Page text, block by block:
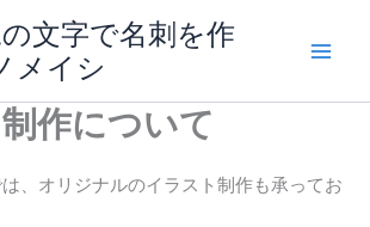
文字で名刺を作
メイシ
作について
、オリジナルのイラスト制作も承ってお